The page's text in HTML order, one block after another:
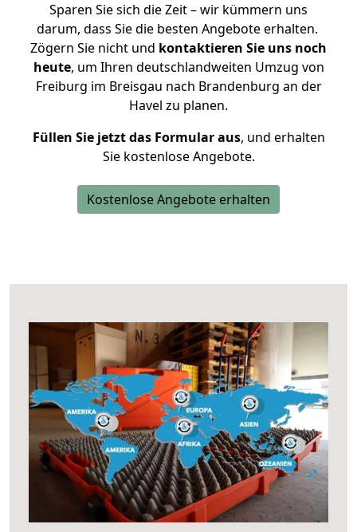
Sparen Sie sich die Zeit – wir kümmern uns
darum, dass Sie die besten Angebote erhalten.
Zögern Sie nicht und kontaktieren Sie uns noch
heute, um Ihren deutschlandweiten Umzug von
Freiburg im Breisgau nach Brandenburg an der
Havel zu planen.
Füllen Sie jetzt das Formular aus, und erhalten
Sie kostenlose Angebote.
Kostenlose Angebote erhalten